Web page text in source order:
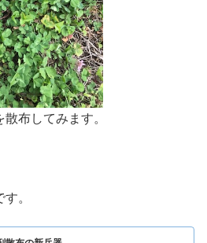
布してみます。
。